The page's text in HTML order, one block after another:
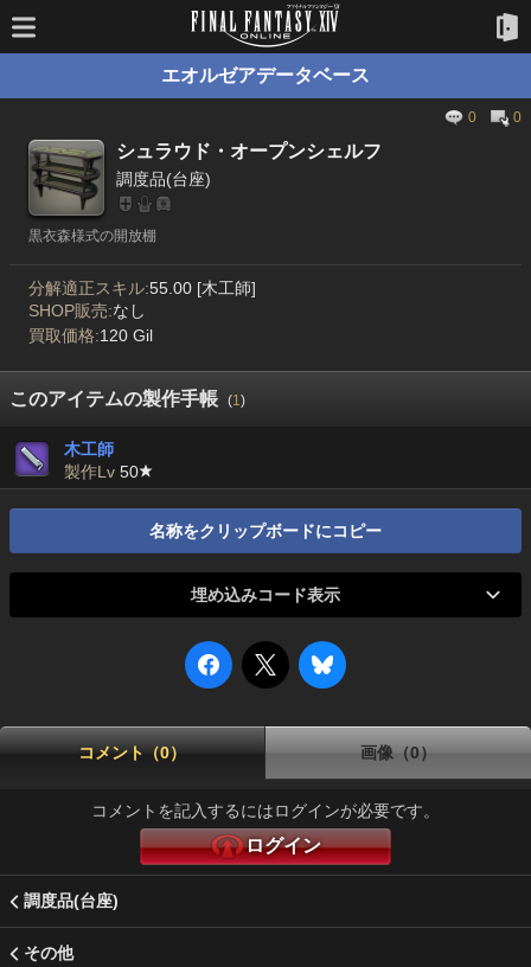
エオルゼアデータベース
0 0
シュラウド・オープンシェルフ
調度品(台座)
黒衣森様式の開放棚
分解適正スキル:55.00 [木工師]
SHOP販売:なし
買取価格:120 Gil
このアイテムの製作手帳 (1)
木工師
製作Lv 50
名称をクリップボードにコピー
埋め込みコード表示
コメント（0） 画像（0）
コメントを記入するにはログインが必要です。
ログイン
調度品(台座)
その他